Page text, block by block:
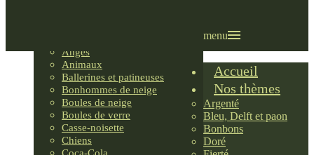
Anges
Animaux
Ballerines et patineuses
Bonhommes de neige
Boules de neige
Boules de verre
Casse-noisette
Chiens
menu
Accueil
Nos thèmes
Argenté
Bleu, Delft et paon
Bonbons
Doré